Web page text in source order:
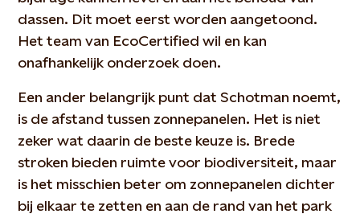
dassen. Dit moet eerst worden aangetoond.
Het team van EcoCertified wil en kan
onafhankelijk onderzoek doen.
Een ander belangrijk punt dat Schotman noemt,
is de afstand tussen zonnepanelen. Het is niet
zeker wat daarin de beste keuze is. Brede
stroken bieden ruimte voor biodiversiteit, maar
is het misschien beter om zonnepanelen dichter
bij elkaar te zetten en aan de rand van het park